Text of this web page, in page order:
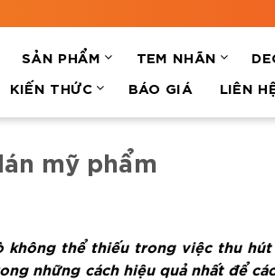
SẢN PHẨM TEM NHÃN
KIẾN THỨC BÁO GIÁ LIÊN
mỹ phẩm
thể thiếu trong việc thu hút
những cách hiệu quả nhất để